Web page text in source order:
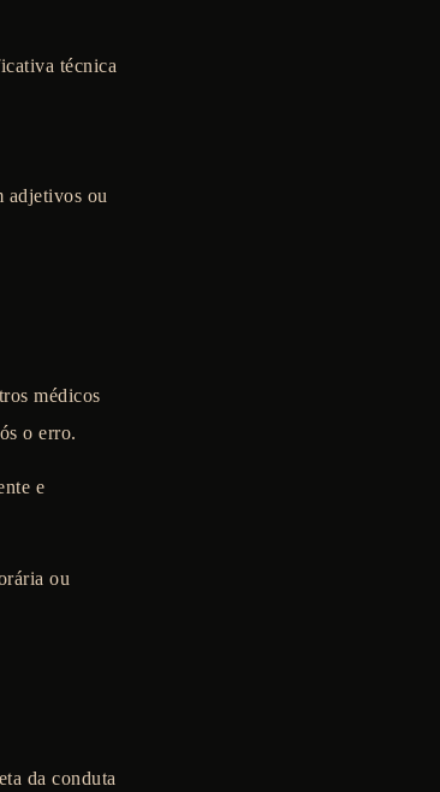
técnica
adjetivos ou
médicos
o erro.
e
ou
da conduta